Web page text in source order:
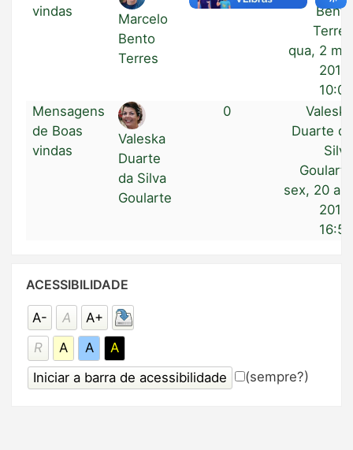
vindas
Marcelo
Bento
Terres
Bento
Terres
qua, 2 mai
2018,
10:02
Mensagens
de Boas
vindas
Valeska
Duarte
da Silva
Goularte
0
Valeska
Duarte da
Silva
Goularte
sex, 20 abr
2018,
16:55
Acessibilidade
ACESSIBILIDADE
A- A
A+
R
A A
A
(sempre?)